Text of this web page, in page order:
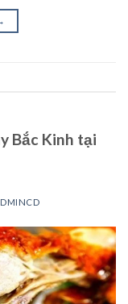
Bắc Kinh tại